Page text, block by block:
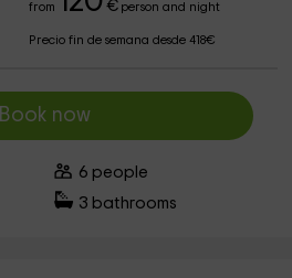
from €person and night
Precio fin de semana desde 418€
Book now
6 people
3 bathrooms